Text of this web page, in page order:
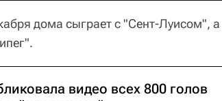
дома сыграет с "Сент-Луисом", а
видео всех 800 голов